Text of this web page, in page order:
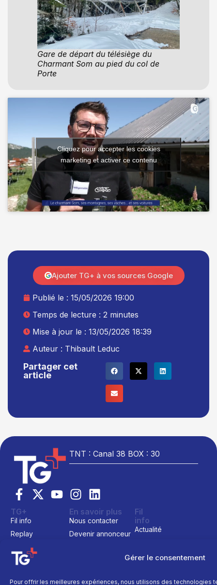
Gérer le consentement
Pour offrir les meilleures expériences, nous utilisons des technologies
Gare de départ du télésiège du
Charmant Som au pied du col de
Porte
Cliquez pour accepter les cookies
marketing et activer ce contenu
Partager cet
article
Publié le : 15/05/2026 19:00
Temps de lecture : 2 minutes
Mise à jour le : 13/05/2026 18:39
Auteur : Thibault Leduc
Ajouter TG+ à vos sources Google
TNT : Canal 38 BOX : 30
L’agence
TG+
Fil info
Replay
Programme TV
En savoir plus
Nous contacter
Devenir annonceur
Politique cookie
Fil
info
Actualité
Montagne
Faits